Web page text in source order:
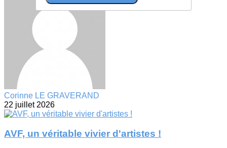
Corinne LE GRAVERAND
22 juillet 2026
AVF, un véritable vivier d'artistes !